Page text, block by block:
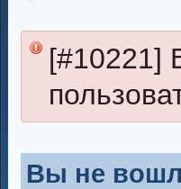
[#10221]
Вы не